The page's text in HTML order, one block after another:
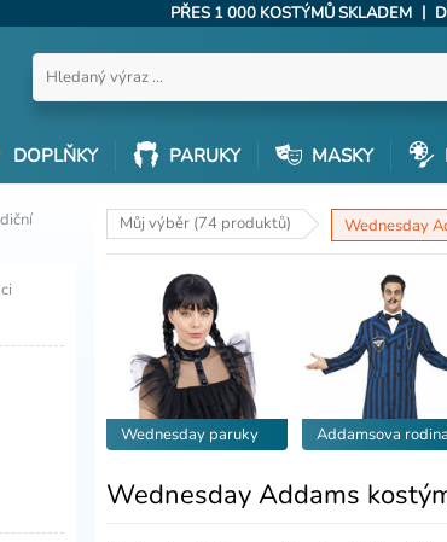
PŘES 1 000 KOSTÝMŮ SKLADEM |
DOPLŇKY PARUKY MASKY
Můj výběr (74 produktů) Wednesday
Wednesday paruky Addamsova rodina
Wednesday Addams